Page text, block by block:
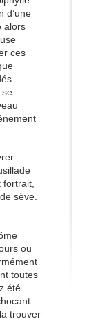
d’une
alors
ces
se
sève.
ou
toutes
été
trouver